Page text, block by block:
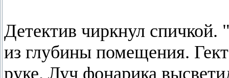
Детектив чиркнул спичкой.
из глубины помещения.
руке. Луч фонарика